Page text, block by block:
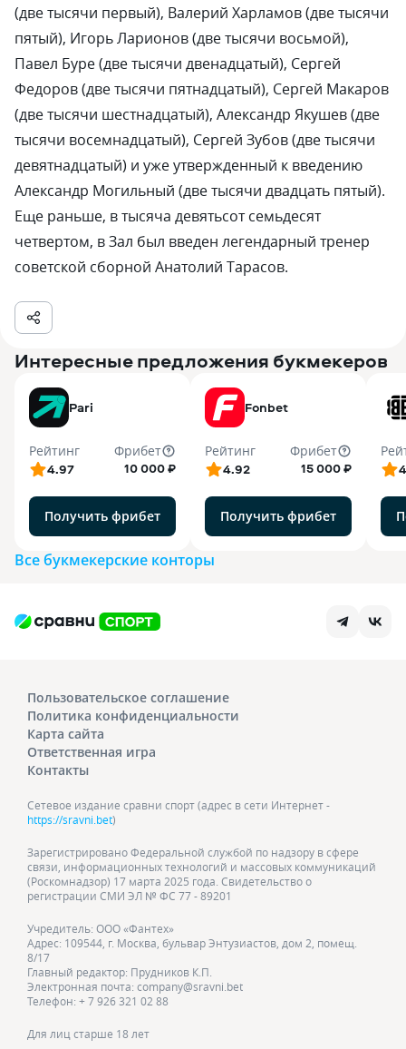
(две тысячи первый), Валерий Харламов (две тысячи
пятый), Игорь Ларионов (две тысячи восьмой),
Павел Буре (две тысячи двенадцатый), Сергей
Федоров (две тысячи пятнадцатый), Сергей Макаров
(две тысячи шестнадцатый), Александр Якушев (две
тысячи восемнадцатый), Сергей Зубов (две тысячи
девятнадцатый) и уже утвержденный к введению
Александр Могильный (две тысячи двадцать пятый).
Еще раньше, в тысяча девятьсот семьдесят
четвертом, в Зал был введен легендарный тренер
советской сборной Анатолий Тарасов.
Интересные предложения букмекеров
Pari
Рейтинг
4.97
Фрибет
10 000 ₽
Получить фрибет
Fonbet
Рейтинг
4.92
Фрибет
15 000 ₽
Получить фрибет
Все букмекерские конторы
Пользовательское соглашение
Политика конфиденциальности
Карта сайта
Ответственная игра
Контакты
Сетевое издание сравни спорт (адрес в сети Интернет -
https://sravni.bet)
Зарегистрировано Федеральной службой по надзору в сфере
связи, информационных технологий и массовых коммуникаций
(Роскомнадзор) 17 марта 2025 года. Свидетельство о
регистрации СМИ ЭЛ № ФС 77 - 89201
Учредитель: ООО «Фантех»
Адрес: 109544, г. Москва, бульвар Энтузиастов, дом 2, помещ.
8/17
Главный редактор: Прудников К.П.
Электронная почта: company@sravni.bet
Телефон: + 7 926 321 02 88
Для лиц старше 18 лет